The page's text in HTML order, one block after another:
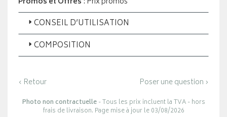
CONSEIL D’UTILISATION
COMPOSITION
‹ Retour Poser une question ›
Photo non contractuelle- Tous les prix incluent la TVA - hors
frais de livraison. Page mise à jour le 03/08/2026